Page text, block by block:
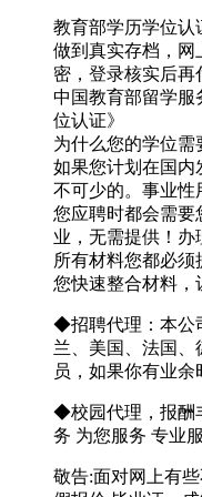
教育部学历学位认
做到真实存档，网
密，登录核实后再
中国教育部留学服
位认证》
为什么您的学位需
如果您计划在国内
不可少的。事业性
您应聘时都会需要
业，无需提供！办
所有材料您都必
您快速整合材料，
◆招聘代理：本公
兰、美国、法国、
员，如果你有业
◆校园代理，报酬
务 为您服务 专业
敬告:面对网上有